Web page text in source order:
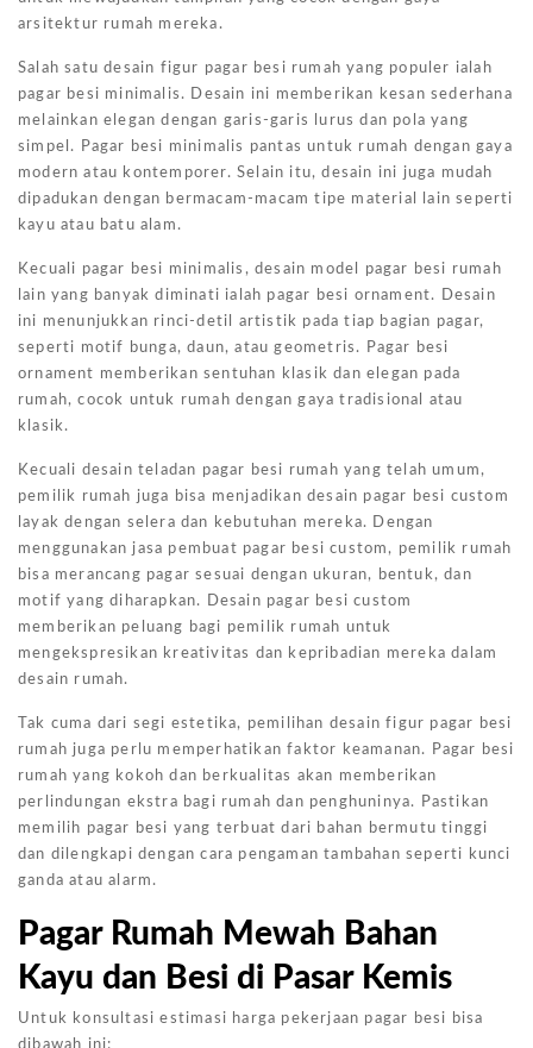
arsitektur rumah mereka.
Salah satu desain figur pagar besi rumah yang populer ialah
pagar besi minimalis. Desain ini memberikan kesan sederhana
melainkan elegan dengan garis-garis lurus dan pola yang
simpel. Pagar besi minimalis pantas untuk rumah dengan gaya
modern atau kontemporer. Selain itu, desain ini juga mudah
dipadukan dengan bermacam-macam tipe material lain seperti
kayu atau batu alam.
Kecuali pagar besi minimalis, desain model pagar besi rumah
lain yang banyak diminati ialah pagar besi ornament. Desain
ini menunjukkan rinci-detil artistik pada tiap bagian pagar,
seperti motif bunga, daun, atau geometris. Pagar besi
ornament memberikan sentuhan klasik dan elegan pada
rumah, cocok untuk rumah dengan gaya tradisional atau
klasik.
Kecuali desain teladan pagar besi rumah yang telah umum,
pemilik rumah juga bisa menjadikan desain pagar besi custom
layak dengan selera dan kebutuhan mereka. Dengan
menggunakan jasa pembuat pagar besi custom, pemilik rumah
bisa merancang pagar sesuai dengan ukuran, bentuk, dan
motif yang diharapkan. Desain pagar besi custom
memberikan peluang bagi pemilik rumah untuk
mengekspresikan kreativitas dan kepribadian mereka dalam
desain rumah.
Tak cuma dari segi estetika, pemilihan desain figur pagar besi
rumah juga perlu memperhatikan faktor keamanan. Pagar besi
rumah yang kokoh dan berkualitas akan memberikan
perlindungan ekstra bagi rumah dan penghuninya. Pastikan
memilih pagar besi yang terbuat dari bahan bermutu tinggi
dan dilengkapi dengan cara pengaman tambahan seperti kunci
ganda atau alarm.
Pagar Rumah Mewah Bahan
Kayu dan Besi di Pasar Kemis
Untuk konsultasi estimasi harga pekerjaan pagar besi bisa